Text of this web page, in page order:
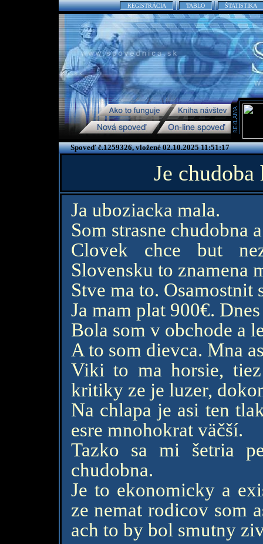
REGISTRÁCIA TABLO ŠTATISTIKA
Spoveď č.1259326, vložené 02.10.2025 11:51:17
Je chudoba
Ja uboziacka mala.
Som strasne chudobna
Clovek chce but
Slovensku to znamena
Stve ma to. Osamostnit
Ja mam plat 900€.
Bola som v obchode a
A to som dievca. Mna
Viki to ma horsie,
kritiky ze je luzer,
Na chlapa je asi ten
esre mnohokrat väčší.
Tazko sa mi šetria
chudobna.
Je to ekonomicky a
ze nemat rodicov som
ach to by bol smutny